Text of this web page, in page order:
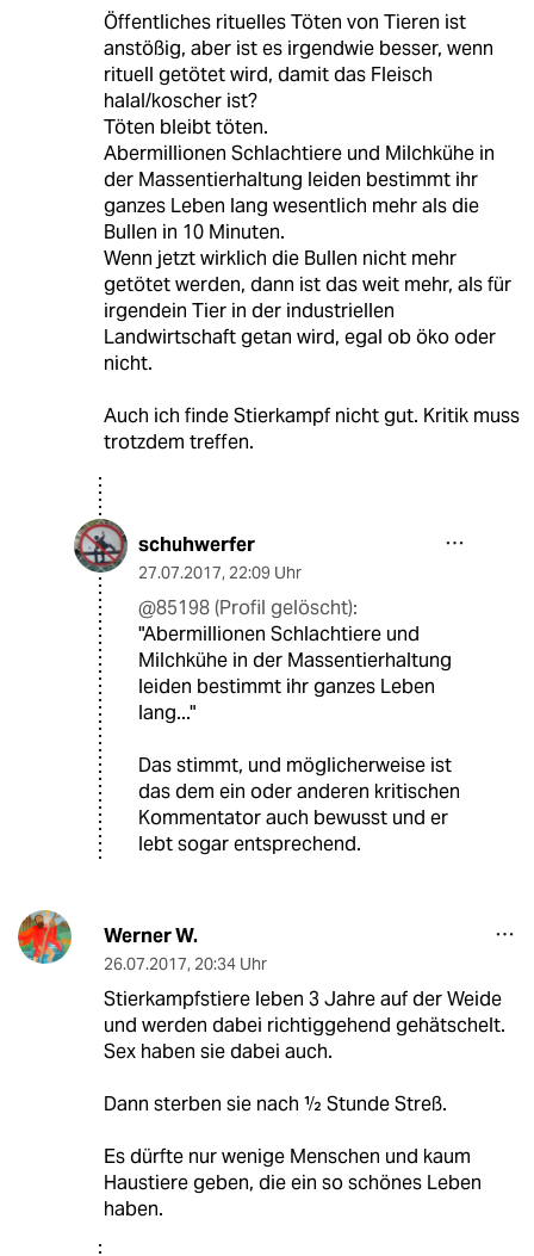
Öffentliches rituelles Töten von Tieren ist
anstößig, aber ist es irgendwie besser, wenn
rituell getötet wird, damit das Fleisch
halal/koscher ist?
Töten bleibt töten.
Abermillionen Schlachtiere und Milchkühe in
der Massentierhaltung leiden bestimmt ihr
ganzes Leben lang wesentlich mehr als die
Bullen in 10 Minuten.
Wenn jetzt wirklich die Bullen nicht mehr
getötet werden, dann ist das weit mehr, als für
irgendein Tier in der industriellen
Landwirtschaft getan wird, egal ob öko oder
nicht.
Auch ich finde Stierkampf nicht gut. Kritik muss
trotzdem treffen.
schuhwerfer
27.07.2017, 22:09 Uhr
@85198 (Profil gelöscht):
"Abermillionen Schlachtiere und
Milchkühe in der Massentierhaltung
leiden bestimmt ihr ganzes Leben
lang..."
Das stimmt, und möglicherweise ist
das dem ein oder anderen kritischen
Kommentator auch bewusst und er
lebt sogar entsprechend.
Werner W.
26.07.2017, 20:34 Uhr
Stierkampfstiere leben 3 Jahre auf der Weide
und werden dabei richtiggehend gehätschelt.
Sex haben sie dabei auch.
Dann sterben sie nach ½ Stunde Streß.
Es dürfte nur wenige Menschen und kaum
Haustiere geben, die ein so schönes Leben
haben.